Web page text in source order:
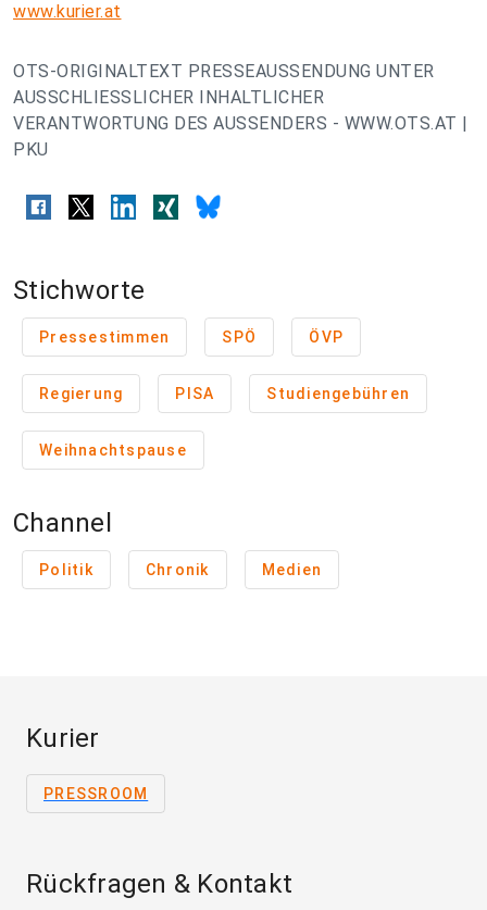
www.kurier.at
OTS-ORIGINALTEXT PRESSEAUSSENDUNG UNTER
AUSSCHLIESSLICHER INHALTLICHER
VERANTWORTUNG DES AUSSENDERS - WWW.OTS.AT |
PKU
Stichworte
Pressestimmen SPÖ ÖVP
Regierung PISA Studiengebühren
Weihnachtspause
Channel
Politik Chronik Medien
Kurier
PRESSROOM
Rückfragen & Kontakt